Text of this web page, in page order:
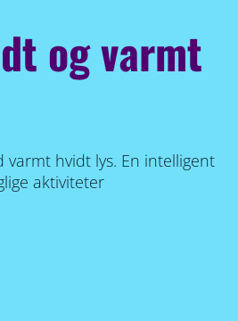
og varmt
hvidt lys. En intelligent
aktiviteter